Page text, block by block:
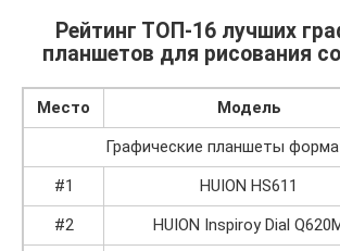
Рейтинг ТОП-16 лучших
планшетов для рисования
Место Модель
Графические планшеты
#1
HUION HS611
#2
HUION Inspiroy Dial